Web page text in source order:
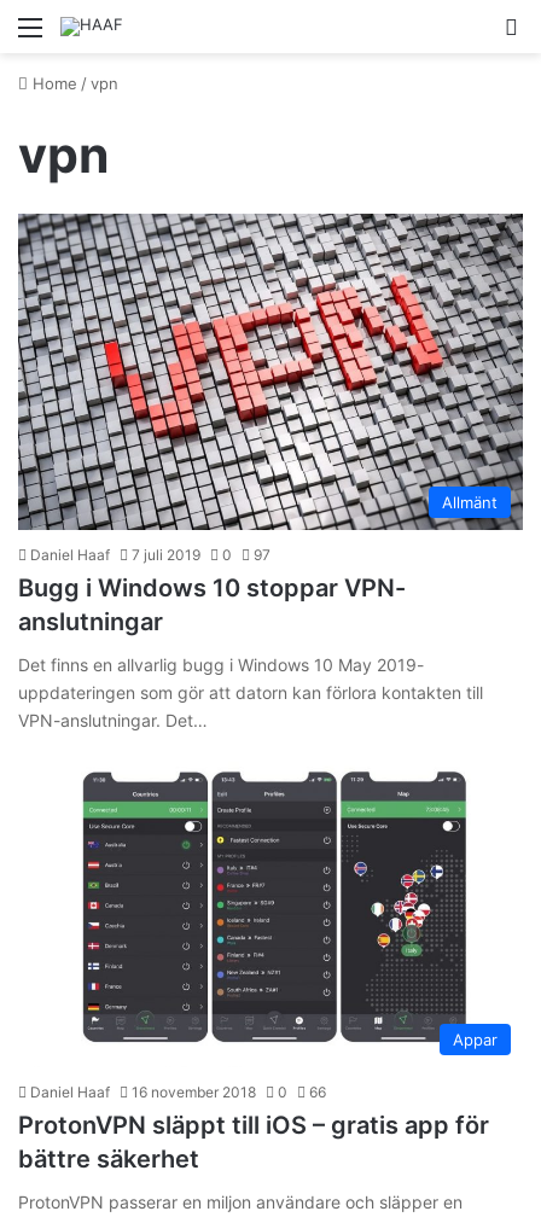
Menu
Home /vpn
vpn
Allmänt
Daniel Haaf 7 juli 2019 0 97
Bugg i Windows 10 stoppar VPN-
anslutningar
Det finns en allvarlig bugg i Windows 10 May 2019-
uppdateringen som gör att datorn kan förlora kontakten till
VPN-anslutningar. Det…
Appar
Daniel Haaf 16 november 2018 0 66
ProtonVPN släppt till iOS – gratis app för
bättre säkerhet
ProtonVPN passerar en miljon användare och släpper en